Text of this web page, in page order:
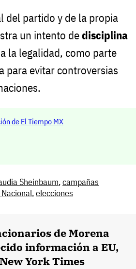
del partido y de la propia
un intento dedisciplina
la legalidad, como parte
para evitar controversias
de El Tiempo MX
Sheinbaum,campañas
,elecciones
de Morena
información a EU,
York Times